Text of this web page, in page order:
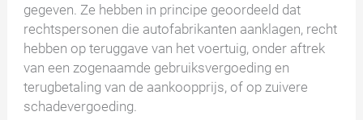
gegeven. Ze hebben in principe geoordeeld dat
rechtspersonen die autofabrikanten aanklagen, recht
hebben op teruggave van het voertuig, onder aftrek
van een zogenaamde gebruiksvergoeding en
terugbetaling van de aankoopprijs, of op zuivere
schadevergoeding.